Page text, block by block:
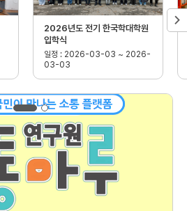
2026년도 전기 한국학대학원
입학식
일정 : 2026-03-03 ~ 2026-
03-03